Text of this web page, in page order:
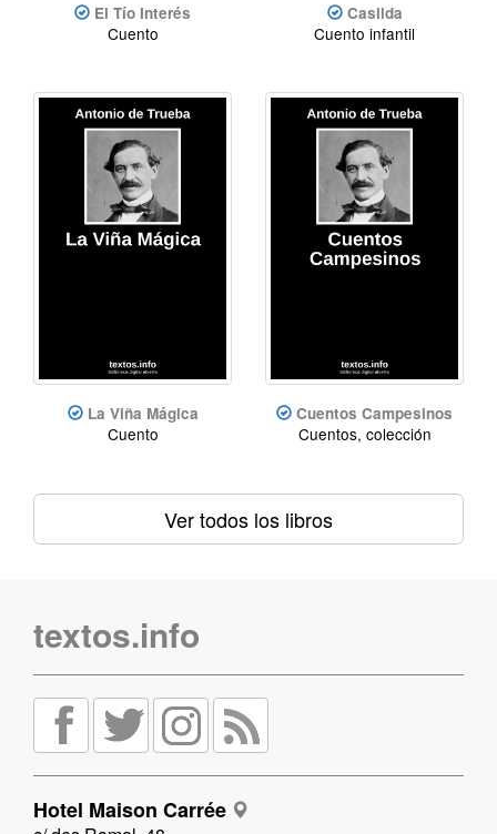
El Tío Interés
Cuento
Casilda
Cuento infantil
La Viña Mágica
Cuento
Cuentos Campesinos
Cuentos, colección
Ver todos los libros
textos.info
Hotel Maison Carrée